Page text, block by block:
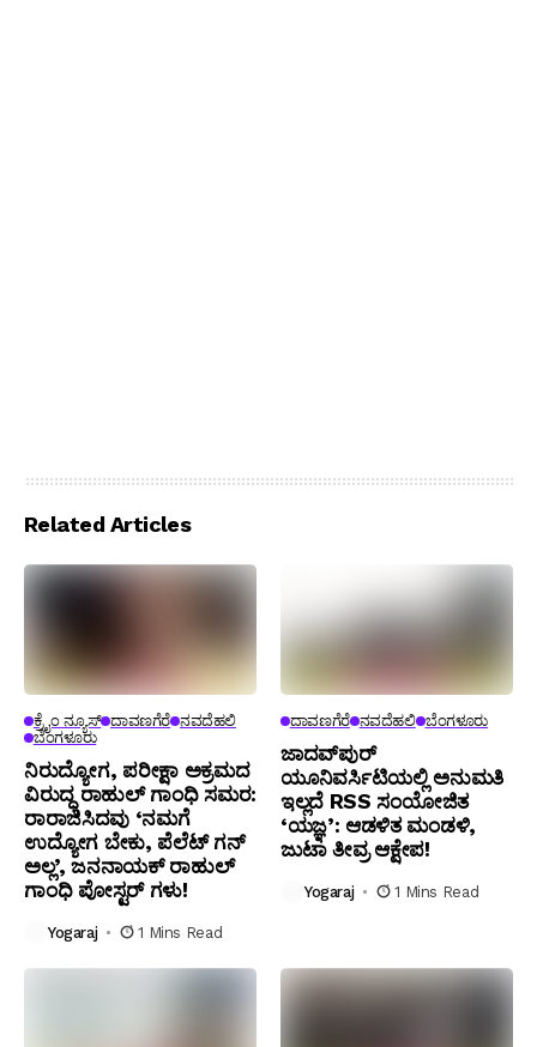
Related Articles
ಕ್ರೈಂ ನ್ಯೂಸ್ ದಾವಣಗೆರೆ ನವದೆಹಲಿ
ಬೆಂಗಳೂರು
ನಿರುದ್ಯೋಗ, ಪರೀಕ್ಷಾ ಅಕ್ರಮದ
ವಿರುದ್ಧ ರಾಹುಲ್ ಗಾಂಧಿ ಸಮರ:
ರಾರಾಜಿಸಿದವು ‘ನಮಗೆ
ಉದ್ಯೋಗ ಬೇಕು, ಪೆಲೆಟ್ ಗನ್
ಅಲ್ಲ’, ಜನನಾಯಕ್ ರಾಹುಲ್
ಗಾಂಧಿ ಪೋಸ್ಟರ್ ಗಳು!
Yogaraj 1 Mins Read
ದಾವಣಗೆರೆ ನವದೆಹಲಿ ಬೆಂಗಳೂರು
ಜಾದವ್‌ಪುರ್
ಯೂನಿವರ್ಸಿಟಿಯಲ್ಲಿ ಅನುಮತಿ
ಇಲ್ಲದೆ RSS ಸಂಯೋಜಿತ
‘ಯಜ್ಞ’: ಆಡಳಿತ ಮಂಡಳಿ,
ಜುಟಾ ತೀವ್ರ ಆಕ್ಷೇಪ!
Yogaraj 1 Mins Read